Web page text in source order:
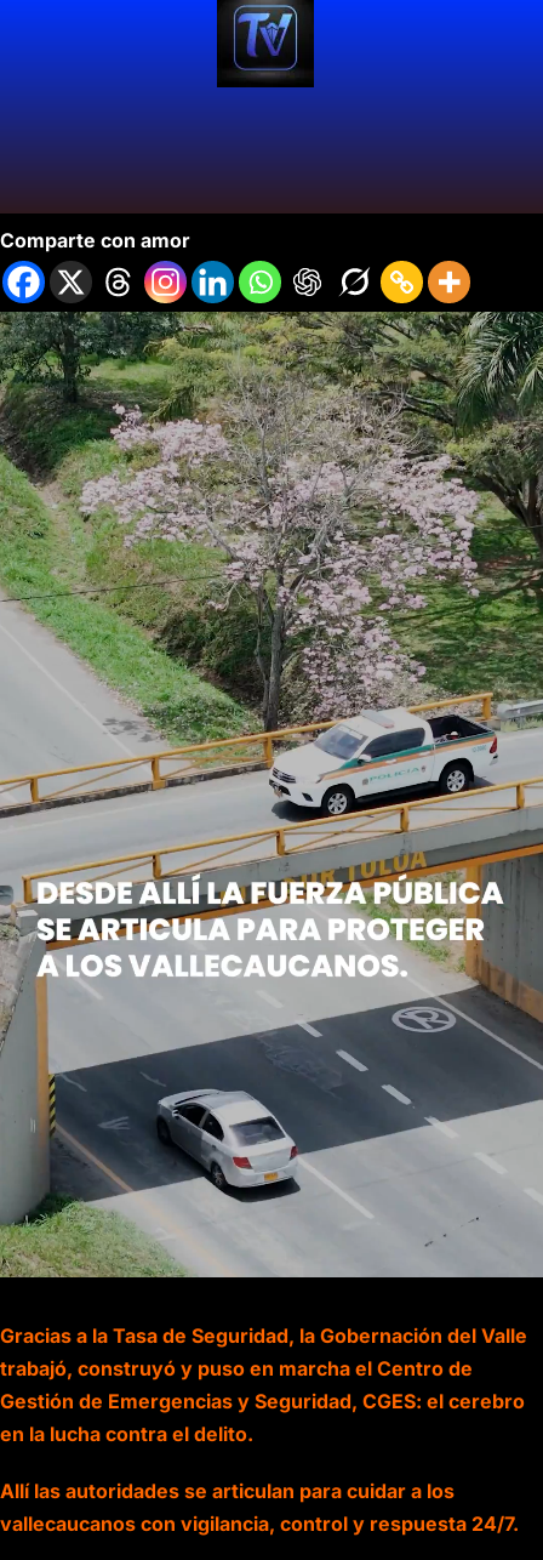
Comparte con amor
Gracias a la Tasa de Seguridad, la Gobernación del Valle
trabajó, construyó y puso en marcha el Centro de
Gestión de Emergencias y Seguridad, CGES: el cerebro
en la lucha contra el delito.
Allí las autoridades se articulan para cuidar a los
vallecaucanos con vigilancia, control y respuesta 24/7.